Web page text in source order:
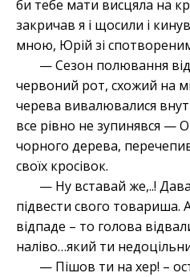
би тебе мати висцяла на
закричав я і щосили і
мною, Юрій зі
— Сезон полювання
червоний рот, схожий на
черева вивалювалися
все рівно не зупинявся —
чорного дерева,
своїх кросівок.
— Ну вставай же,..!
підвести свого товариша.
відпаде – то голова
наліво…який ти
— Пішов ти на хер! –